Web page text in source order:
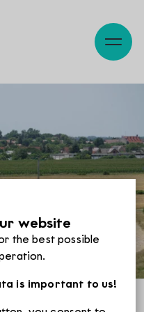
website
the best possible
is important to us!